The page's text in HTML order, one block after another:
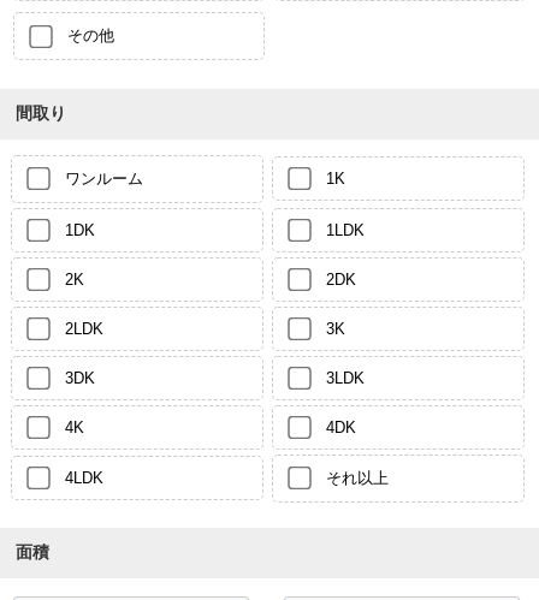
その他
間取り
ワンルーム 1K
1DK 1LDK
2K 2DK
2LDK 3K
3DK 3LDK
4K 4DK
4LDK それ以上
面積